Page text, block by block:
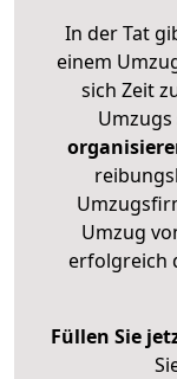
In der Tat
einem
sich Zeit
Umzugs
Umzug
erfolgreich
Füllen Sie